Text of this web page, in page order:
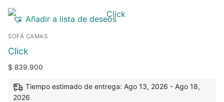
Añadir a lista de deseos
SOFÁ CAMAS
Click
$ 839.900
Tiempo estimado de entrega: Ago 13, 2026 - Ago 18,
2026